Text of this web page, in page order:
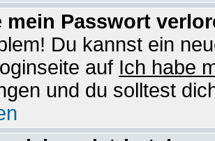
mein Passwort
Du kannst ein
auf Ich habe
und du solltest